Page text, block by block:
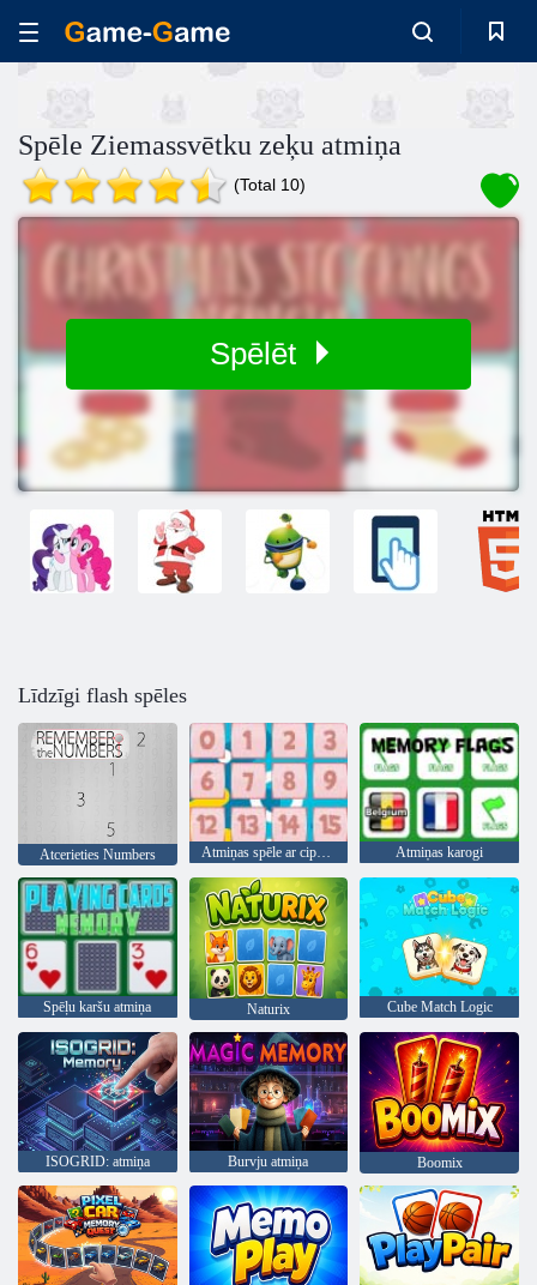
Spēle Ziemassvētku zeķu atmiņa
(Total 10)
Spēlēt
Līdzīgi flash spēles
Atcerieties Numbers Atmiņas spēle ar cipariem Atmiņas karogi
Spēļu karšu atmiņa Naturix Cube Match Logic
ISOGRID: atmiņa Burvju atmiņa Boomix